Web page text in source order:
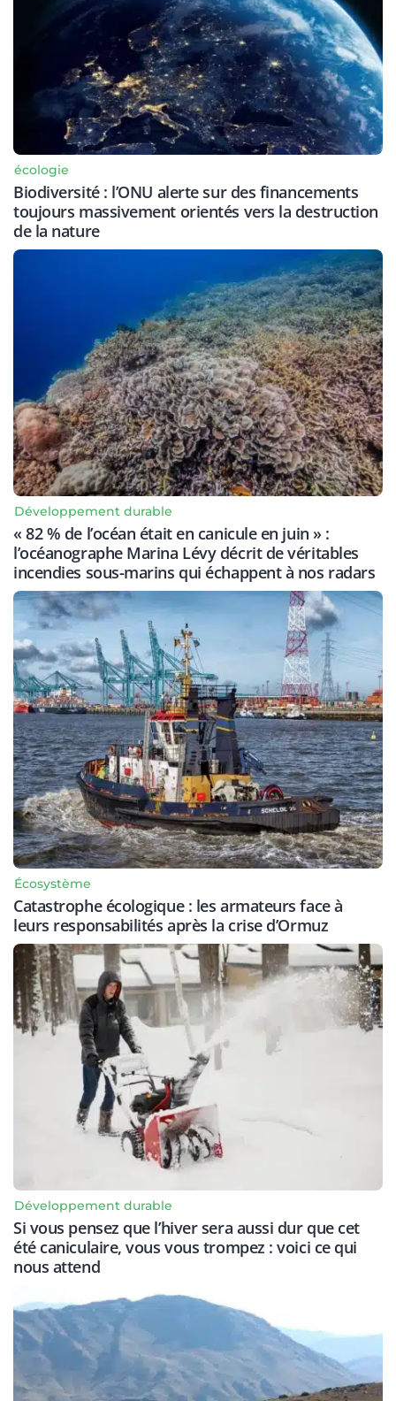
écologie
Biodiversité : l’ONU alerte sur des financements
toujours massivement orientés vers la destruction
de la nature
Développement durable
« 82 % de l’océan était en canicule en juin » :
l’océanographe Marina Lévy décrit de véritables
incendies sous-marins qui échappent à nos radars
Écosystème
Catastrophe écologique : les armateurs face à
leurs responsabilités après la crise d’Ormuz
Développement durable
Si vous pensez que l’hiver sera aussi dur que cet
été caniculaire, vous vous trompez : voici ce qui
nous attend